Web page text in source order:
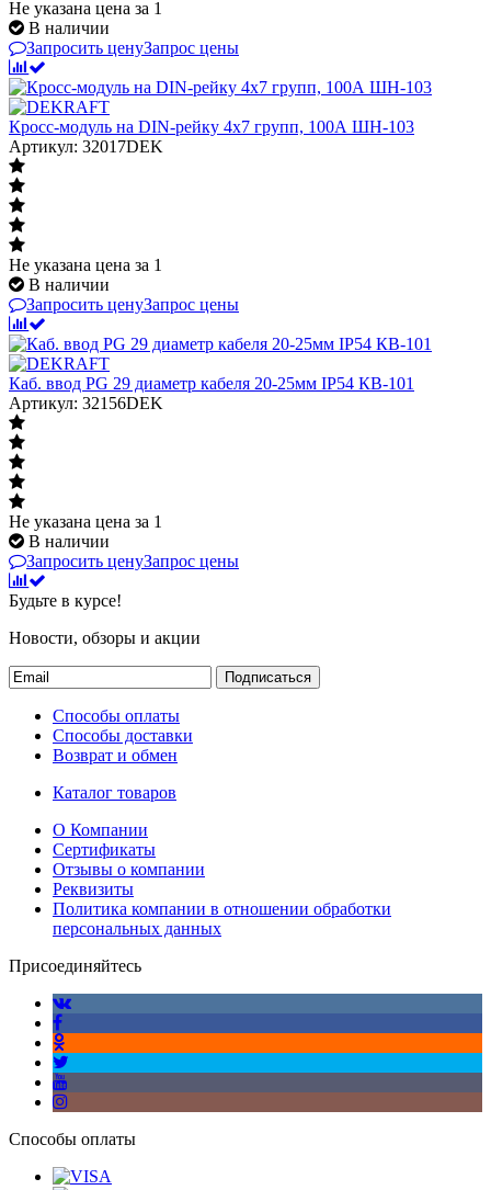
Не указана цена за 1
В наличии
Запросить ценуЗапрос цены
Кросс-модуль на DIN-рейку 4х7 групп, 100А ШН-103
Артикул: 32017DEK
Не указана цена за 1
В наличии
Запросить ценуЗапрос цены
Каб. ввод PG 29 диаметр кабеля 20-25мм IP54 КВ-101
Артикул: 32156DEK
Не указана цена за 1
В наличии
Запросить ценуЗапрос цены
Будьте в курсе!
Новости, обзоры и акции
Подписаться
Способы оплаты
Способы доставки
Возврат и обмен
Каталог товаров
О Компании
Сертификаты
Отзывы о компании
Реквизиты
Политика компании в отношении обработки
персональных данных
Присоединяйтесь
Способы оплаты